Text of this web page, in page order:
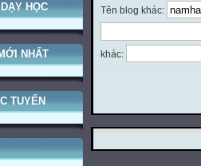
HỌC
NHẤT
TUYẾN
Tên blog khác:
khác: